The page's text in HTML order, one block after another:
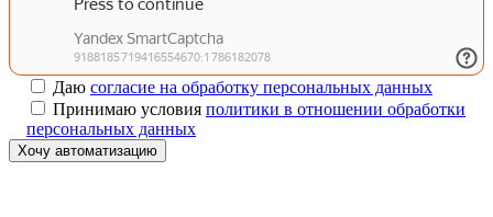
Даю согласие на обработку персональных данных
Принимаю условия политики в отношении обработки
персональных данных
Хочу автоматизацию